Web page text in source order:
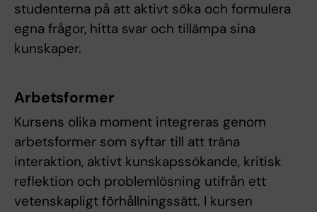
studenterna på att aktivt söka och formulera
egna frågor, hitta svar och tillämpa sina
kunskaper.
Arbetsformer
Kursens olika moment integreras genom
arbetsformer som syftar till att träna
interaktion, aktivt kunskapssökande, kritisk
reflektion och problemlösning utifrån ett
vetenskapligt förhållningssätt. I kursen